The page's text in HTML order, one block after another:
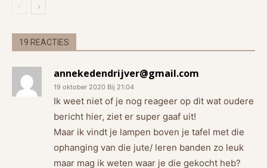
19 REACTIES
annekedendrijver@gmail.com
19 oktober 2020 Bij 21:04
Ik weet niet of je nog reageer op dit wat oudere
bericht hier, ziet er super gaaf uit!
Maar ik vindt je lampen boven je tafel met die
ophanging van die jute/ leren banden zo leuk
maar mag ik weten waar je die gekocht heb?